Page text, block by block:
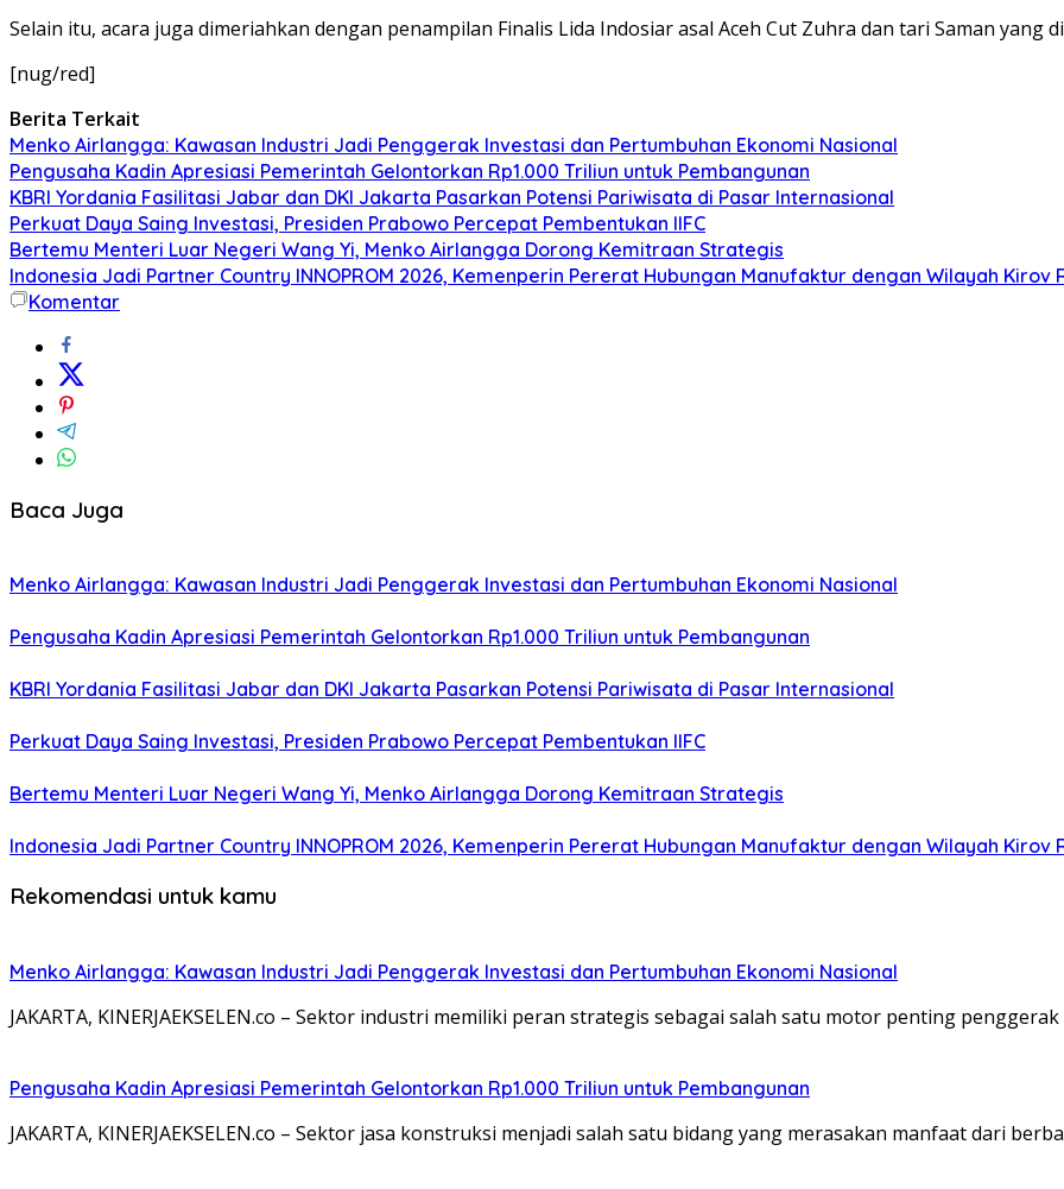
Selain itu, acara juga dimeriahkan dengan penampilan Finalis Lida Indosiar asal Aceh Cut Zuhra dan tari Saman yang
[nug/red]
Berita Terkait
Menko Airlangga: Kawasan Industri Jadi Penggerak Investasi dan Pertumbuhan Ekonomi Nasional
Pengusaha Kadin Apresiasi Pemerintah Gelontorkan Rp1.000 Triliun untuk Pembangunan
KBRI Yordania Fasilitasi Jabar dan DKI Jakarta Pasarkan Potensi Pariwisata di Pasar Internasional
Perkuat Daya Saing Investasi, Presiden Prabowo Percepat Pembentukan IIFC
Bertemu Menteri Luar Negeri Wang Yi, Menko Airlangga Dorong Kemitraan Strategis
Indonesia Jadi Partner Country INNOPROM 2026, Kemenperin Pererat Hubungan Manufaktur dengan Wilayah Kirov
Komentar
Baca Juga
Menko Airlangga: Kawasan Industri Jadi Penggerak Investasi dan Pertumbuhan Ekonomi Nasional
Pengusaha Kadin Apresiasi Pemerintah Gelontorkan Rp1.000 Triliun untuk Pembangunan
KBRI Yordania Fasilitasi Jabar dan DKI Jakarta Pasarkan Potensi Pariwisata di Pasar Internasional
Perkuat Daya Saing Investasi, Presiden Prabowo Percepat Pembentukan IIFC
Bertemu Menteri Luar Negeri Wang Yi, Menko Airlangga Dorong Kemitraan Strategis
Indonesia Jadi Partner Country INNOPROM 2026, Kemenperin Pererat Hubungan Manufaktur dengan Wilayah Kirov
Rekomendasi untuk kamu
Menko Airlangga: Kawasan Industri Jadi Penggerak Investasi dan Pertumbuhan Ekonomi Nasional
JAKARTA, KINERJAEKSELEN.co – Sektor industri memiliki peran strategis sebagai salah satu motor penting
Pengusaha Kadin Apresiasi Pemerintah Gelontorkan Rp1.000 Triliun untuk Pembangunan
JAKARTA, KINERJAEKSELEN.co – Sektor jasa konstruksi menjadi salah satu bidang yang merasakan manfaat dari